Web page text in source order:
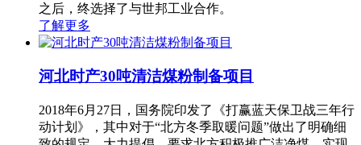
之后，终选择了与世邦工业合作。
了解更多
河北时产30吨清洁煤粉制备项目
2018年6月27日，国务院印发了《打赢蓝天保卫战三年行
动计划》，其中对于“北方冬季取暖问题”做出了明确细